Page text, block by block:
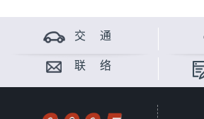
交 通
联 络